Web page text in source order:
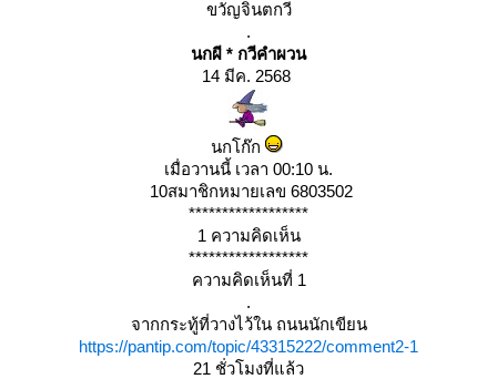
ขวัญจินตกวี
.
นกผี * กวีคำผวน
14 มีค. 2568
นกโก๊ก
เมื่อวานนี้ เวลา 00:10 น.
10สมาชิกหมายเลข 6803502
******************
1 ความคิดเห็น
******************
ความคิดเห็นที่ 1
.
จากกระทู้ที่วางไว้ใน ถนนนักเขียน
https://pantip.com/topic/43315222/comment2-1
21 ชั่วโมงที่แล้ว